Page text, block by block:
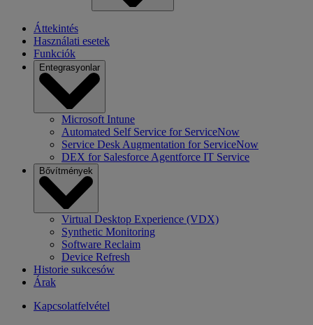
Áttekintés
Használati esetek
Funkciók
Entegrasyonlar
Microsoft Intune
Automated Self Service for ServiceNow
Service Desk Augmentation for ServiceNow
DEX for Salesforce Agentforce IT Service
Bővítmények
Virtual Desktop Experience (VDX)
Synthetic Monitoring
Software Reclaim
Device Refresh
Historie sukcesów
Árak
Kapcsolatfelvétel